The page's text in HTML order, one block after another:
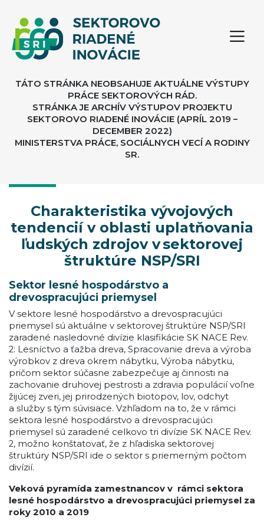
TÁTO STRÁNKA NEOBSAHUJE AKTUÁLNE VÝSTUPY
PRÁCE SEKTOROVÝCH RÁD.
STRÁNKA JE ARCHÍV VÝSTUPOV PROJEKTU
SEKTOROVO RIADENÉ INOVÁCIE (APRÍL 2019 –
DECEMBER 2022)
MINISTERSTVA PRÁCE, SOCIÁLNYCH VECÍ A RODINY
SR.
Charakteristika vývojových
tendencií v oblasti uplatňovania
ľudských zdrojov v sektorovej
štruktúre NSP/SRI
Sektor lesné hospodárstvo a
drevospracujúci priemysel
V sektore lesné hospodárstvo a drevospracujúci
priemysel sú aktuálne v sektorovej štruktúre NSP/SRI
zaradené nasledovné divízie klasifikácie SK NACE Rev.
2: Lesníctvo a ťažba dreva, Spracovanie dreva a výroba
výrobkov z dreva okrem nábytku, Výroba nábytku,
pričom sektor súčasne zabezpečuje aj činnosti na
zachovanie druhovej pestrosti a zdravia populácií voľne
žijúcej zveri, jej prirodzených biotopov, lov, odchyt
a služby s tým súvisiace. Vzhľadom na to, že v rámci
sektora lesné hospodárstvo a drevospracujúci
priemysel sú zaradené celkovo tri divízie SK NACE Rev.
2, možno konštatovať, že z hľadiska sektorovej
štruktúry NSP/SRI ide o sektor s priemerným počtom
divízií.
Veková pyramída zamestnancov v rámci sektora
lesné hospodárstvo a drevospracujúci priemysel za
roky 2010 a 2019